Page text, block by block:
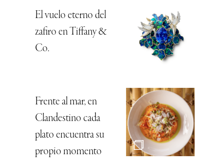
El vuelo eterno del
zafiro en Tiffany &
Co.
Frente al mar, en
Clandestino cada
plato encuentra su
propio momento